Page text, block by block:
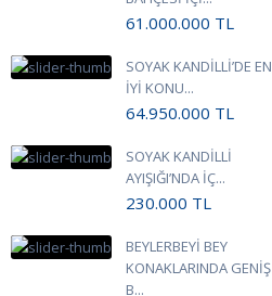
61.000.000 TL
SOYAK KANDİLLİ’DE EN
İYİ KONU...
64.950.000 TL
SOYAK KANDİLLİ
AYIŞIĞI’NDA İÇ...
230.000 TL
BEYLERBEYİ BEY
KONAKLARINDA GENİŞ
B...